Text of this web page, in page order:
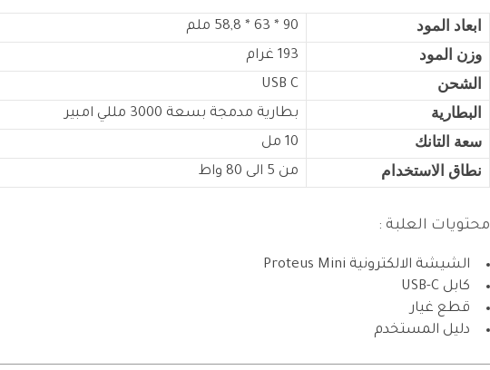
ابعاد المود 90 * 63 * 58,8 ملم
وزن المود 193 غرام
الشحن USB C
البطارية بطارية مدمجة بسعة 3000 مللي امبير
سعة التانك 10 مل
نطاق الاستخدام من 5 الى 80 واط
محتويات العلبة :
الشيشة الالكترونية Proteus Mini
كابل USB-C
قطع غيار
دليل المستخدم